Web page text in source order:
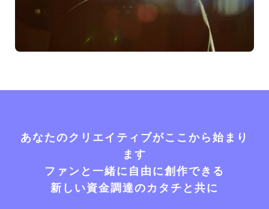
あなたのクリエイティブがここから始まり
ます
ファンと一緒に自由に創作できる
新しい資金調達のカタチと共に